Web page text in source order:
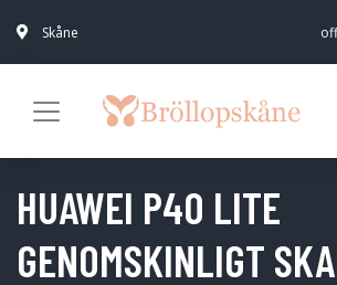
Skåne
HUAWEI P40 LITE
GENOMSKINLIGT